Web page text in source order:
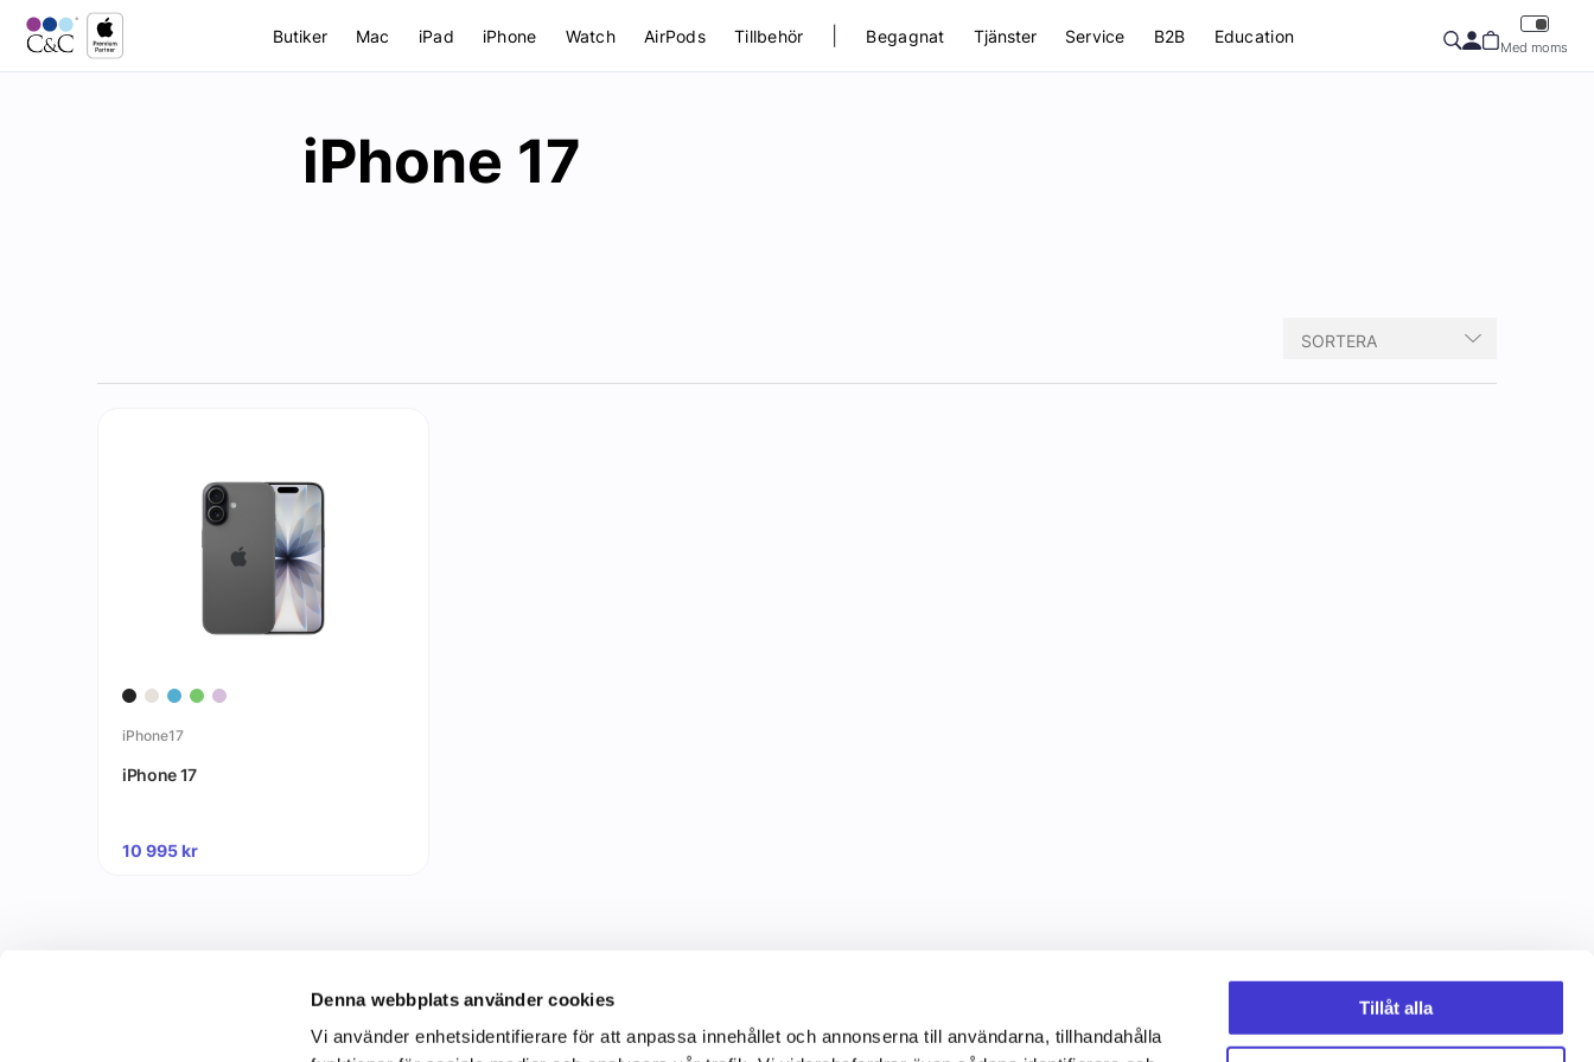
Denna webbplats använder cookies
Vi använder enhetsidentifierare för att anpassa innehållet och annonserna till användarna, tillhandahålla
Tillåt alla
Butiker Mac iPad iPhone Watch AirPods Tillbehör Begagnat Tjänster Service B2B Education
Med moms
iPhone 17
SORTERA
iPhone17
iPhone 17
10 995kr
C&C Information